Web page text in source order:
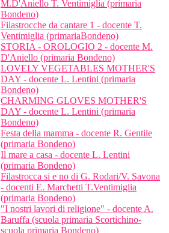
M.D'Aniello T. Ventimiglia (primaria
Bondeno)
Filastrocche da cantare 1 - docente T.
Ventimiglia (primariaBondeno)
STORIA - OROLOGIO 2 - docente M.
D'Aniello (primaria Bondeno)
LOVELY VEGETABLES MOTHER'S
DAY - docente L. Lentini (primaria
Bondeno)
CHARMING GLOVES MOTHER'S
DAY - docente L. Lentini (primaria
Bondeno)
Festa della mamma - docente R. Gentile
(primaria Bondeno)
Il mare a casa - docente L. Lentini
(primaria Bondeno)
Filastrocca si e no di G. Rodari/V. Savona
- docenti E. Marchetti T.Ventimiglia
(primaria Bondeno)
"I nostri lavori di religione" - docente A.
Baruffa (scuola primaria Scortichino-
scuola primaria Bondeno)